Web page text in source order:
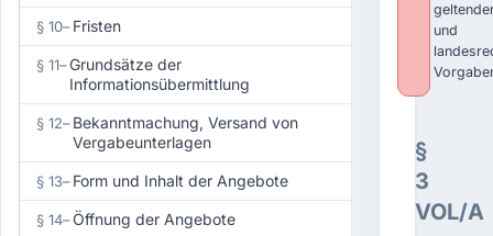
§ 10–Fristen
§ 11–Grundsätze der
Informationsübermittlung
§ 12–Bekanntmachung, Versand von
Vergabeunterlagen
§ 13–Form und Inhalt der Angebote
§ 14–Öffnung der Angebote
und
§
3
VOL/A